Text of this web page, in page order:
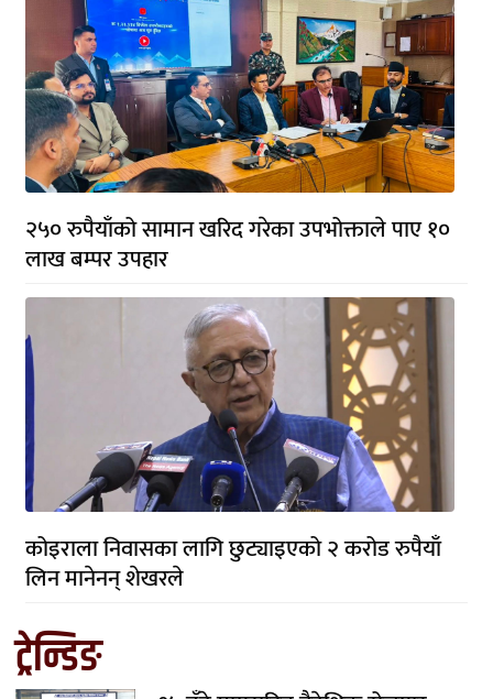
२५० रुपैयाँको सामान खरिद गरेका उपभोक्ताले पाए १०
लाख बम्पर उपहार
कोइराला निवासका लागि छुट्याइएको २ करोड रुपैयाँ
लिन मानेनन् शेखरले
ट्रेन्डिङ